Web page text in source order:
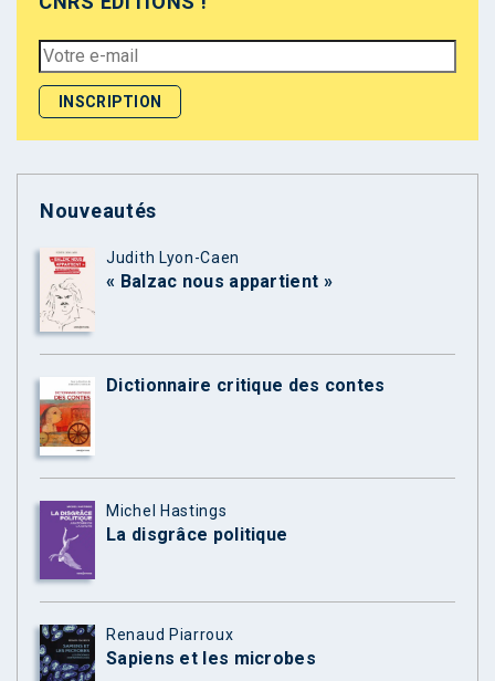
Nouveautés
Judith Lyon-Caen
« Balzac nous appartient »
Dictionnaire critique des contes
Michel Hastings
La disgrâce politique
Renaud Piarroux
Sapiens et les microbes